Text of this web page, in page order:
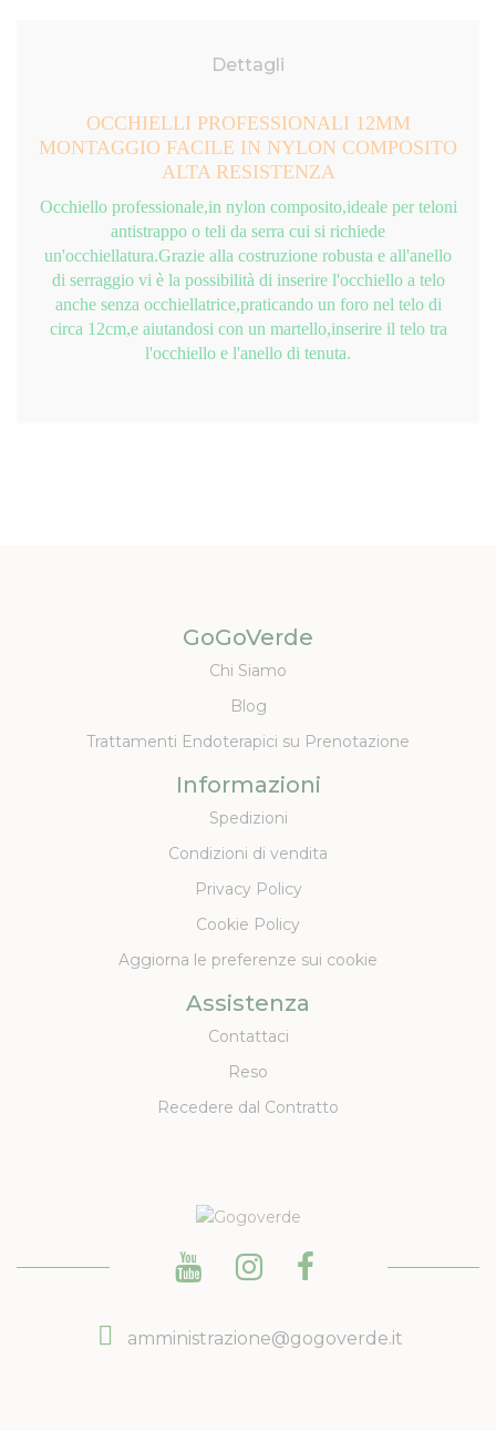
Dettagli
OCCHIELLI PROFESSIONALI 12MM
MONTAGGIO FACILE IN NYLON COMPOSITO
ALTA RESISTENZA
Occhiello professionale,in nylon composito,ideale per teloni
antistrappo o teli da serra cui si richiede
un'occhiellatura.Grazie alla costruzione robusta e all'anello
di serraggio vi è la possibilità di inserire l'occhiello a telo
anche senza occhiellatrice,praticando un foro nel telo di
circa 12cm,e aiutandosi con un martello,inserire il telo tra
l'occhiello e l'anello di tenuta.
GoGoVerde
Chi Siamo
Blog
Trattamenti Endoterapici su Prenotazione
Informazioni
Spedizioni
Condizioni di vendita
Privacy Policy
Cookie Policy
Aggiorna le preferenze sui cookie
Assistenza
Contattaci
Reso
Recedere dal Contratto
amministrazione@gogoverde.it